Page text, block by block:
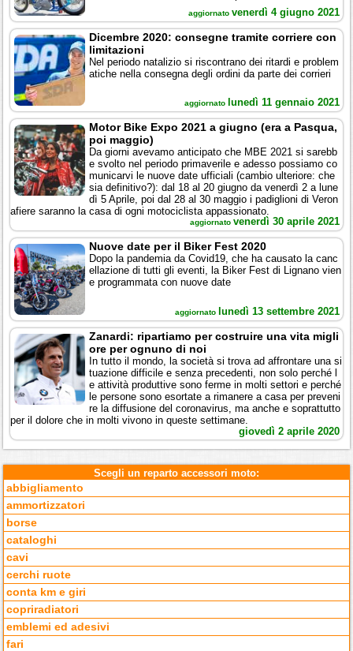
aggiornato venerdì 4 giugno 2021
Dicembre 2020: consegne tramite corriere con
limitazioni
Nel periodo natalizio si riscontrano dei ritardi e problem
atiche nella consegna degli ordini da parte dei corrieri
aggiornato lunedì 11 gennaio 2021
Motor Bike Expo 2021 a giugno (era a Pasqua,
poi maggio)
Da giorni avevamo anticipato che MBE 2021 si sarebb
e svolto nel periodo primaverile e adesso possiamo co
municarvi le nuove date ufficiali (cambio ulteriore: che
sia definitivo?): dal 18 al 20 giugno da venerdì 2 a lune
dì 5 Aprile, poi dal 28 al 30 maggio i padiglioni di Veron
afiere saranno la casa di ogni motociclista appassionato.
aggiornato venerdì 30 aprile 2021
Nuove date per il Biker Fest 2020
Dopo la pandemia da Covid19, che ha causato la canc
ellazione di tutti gli eventi, la Biker Fest di Lignano vien
e programmata con nuove date
aggiornato lunedì 13 settembre 2021
Zanardi: ripartiamo per costruire una vita migli
ore per ognuno di noi
In tutto il mondo, la società si trova ad affrontare una si
tuazione difficile e senza precedenti, non solo perché l
e attività produttive sono ferme in molti settori e perché
le persone sono esortate a rimanere a casa per preveni
re la diffusione del coronavirus, ma anche e soprattutto
per il dolore che in molti vivono in queste settimane.
giovedì 2 aprile 2020
Scegli un reparto accessori moto:
abbigliamento
ammortizzatori
borse
cataloghi
cavi
cerchi ruote
conta km e giri
copriradiatori
emblemi ed adesivi
fari